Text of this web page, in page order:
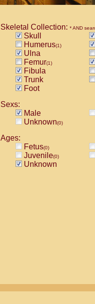
Skeletal Collection: * AND
Skull
Humerus(1)
Ulna
Femur(1)
Fibula
Trunk
Foot
Sexs:
Male
Unknown(0)
Ages:
Fetus(0)
Juvenile(0)
Unknown